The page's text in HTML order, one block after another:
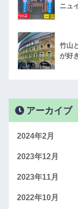
ニュ
竹山
が好
アーカイブ
2024年2月
2023年12月
2023年11月
2022年10月